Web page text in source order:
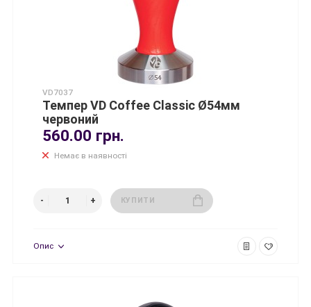
VD7037
Темпер VD Coffee Classic Ø54мм
червоний
560.00 грн.
Немає в наявності
КУПИТИ
Опис